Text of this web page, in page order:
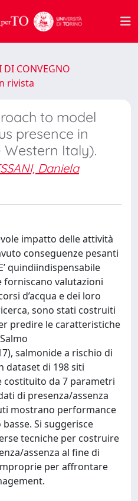
DI CONVEGNO
rivista
to model
presence in
Italy).
Daniela
impatto delle attività
conseguenze pesanti
quindiindispensabile
valutazioni
d’acqua e dei loro
sono stati costruiti
predire le caratteristiche
salmonide a rischio di
dataset di 198 siti
costituito da 7 parametri
di presenza/assenza
mostrano performance
Si suggerisce
tecniche per costruire
assenza al fine di
per affrontare